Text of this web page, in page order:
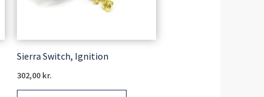
Sierra Switch, Ignition
302,00 kr.